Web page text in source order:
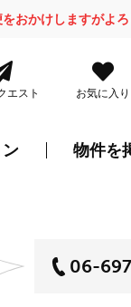
おかけしますがよろ
エスト お気に入り
物件を
06-